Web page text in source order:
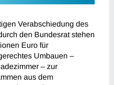
Verabschiedung des
den Bundesrat stehen
Euro für
Umbauen –
– zur
aus dem